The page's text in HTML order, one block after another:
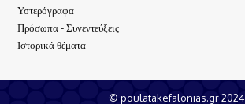
Υστερόγραφα
Πρόσωπα - Συνεντεύξεις
Ιστορικά θέματα
© poulatakefalonias.gr 2024